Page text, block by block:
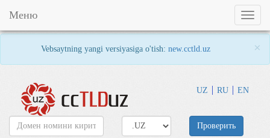
Vebsaytning yangi versiyasiga o'tish: new.cctld.uz ×
UZ RU EN
Toggle
Меню
Проверить